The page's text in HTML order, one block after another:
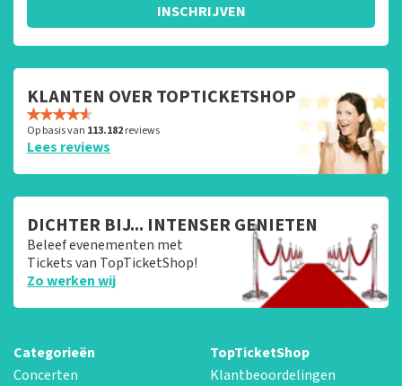
INSCHRIJVEN
KLANTEN OVER TOPTICKETSHOP
Op basis van 113.182reviews
Lees reviews
DICHTER BIJ... INTENSER GENIETEN
Beleef evenementen met
Tickets van TopTicketShop!
Zo werken wij
Categorieën
Concerten
TopTicketShop
Klantbeoordelingen